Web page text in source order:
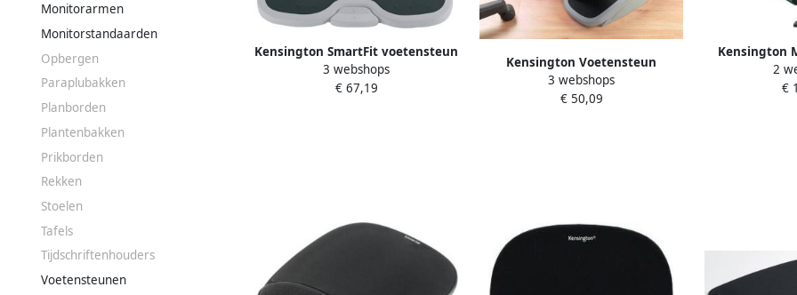
Monitorarmen
Monitorstandaarden
Opbergen
Paraplubakken
Planborden
Plantenbakken
Prikborden
Rekken
Stoelen
Tafels
Tijdschriftenhouders
Voetensteunen
Kensington SmartFit voetensteun
SoleMate Plus
3 webshops
€ 67,19
Kensington Voetensteun
Solemate
3 webshops
€ 50,09
Kensington
touch in2
€